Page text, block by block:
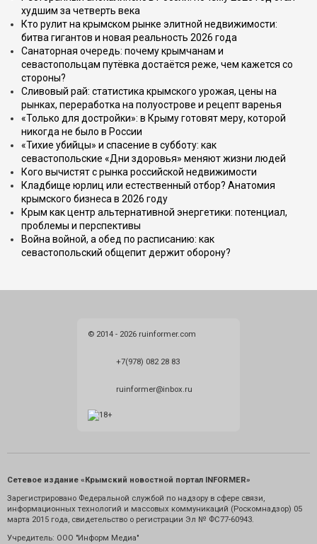
худшим за четверть века
Кто рулит на крымском рынке элитной недвижимости:
битва гигантов и новая реальность 2026 года
Санаторная очередь: почему крымчанам и
севастопольцам путёвка достаётся реже, чем кажется со
стороны?
Сливовый рай: статистика крымского урожая, цены на
рынках, переработка на полуострове и рецепт варенья
«Только для достройки»: в Крыму готовят меру, которой
никогда не было в России
«Тихие убийцы» и спасение в субботу: как
севастопольские «Дни здоровья» меняют жизни людей
Кого вычистят с рынка российской недвижимости
Кладбище юрлиц или естественный отбор? Анатомия
крымского бизнеса в 2026 году
Крым как центр альтернативной энергетики: потенциал,
проблемы и перспективы
Война войной, а обед по расписанию: как
севастопольский общепит держит оборону?
© 2014 - 2026 ruinformer.com
+7(978) 082 28 83
ruinformer@inbox.ru
Сетевое издание «Крымский новостной портал INFORMER»
Зарегистрировано Федеральной службой по надзору в сфере связи,
информационных технологий и массовых коммуникаций (Роскомнадзор) 05
марта 2015 года, свидетельство о регистрации Эл № ФС77-60943.
Учредитель: ООО "Информ Медиа"